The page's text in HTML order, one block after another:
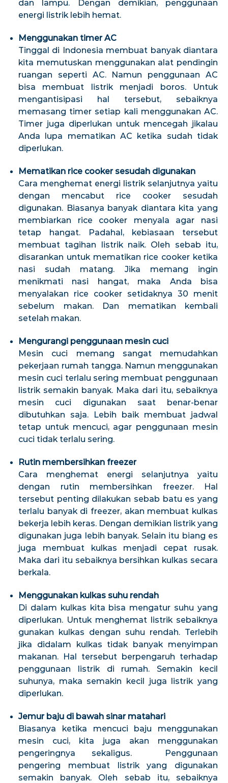
dan lampu. Dengan demikian, penggunaan
energi listrik lebih hemat.
Menggunakan timer AC
Tinggal di Indonesia membuat banyak diantara
kita memutuskan menggunakan alat pendingin
ruangan seperti AC. Namun penggunaan AC
bisa membuat listrik menjadi boros. Untuk
mengantisipasi hal tersebut, sebaiknya
memasang timer setiap kali menggunakan AC.
Timer juga diperlukan untuk mencegah jikalau
Anda lupa mematikan AC ketika sudah tidak
diperlukan.
Mematikan rice cooker sesudah digunakan
Cara menghemat energi listrik selanjutnya yaitu
dengan mencabut rice cooker sesudah
digunakan. Biasanya banyak diantara kita yang
membiarkan rice cooker menyala agar nasi
tetap hangat. Padahal, kebiasaan tersebut
membuat tagihan listrik naik. Oleh sebab itu,
disarankan untuk mematikan rice cooker ketika
nasi sudah matang. Jika memang ingin
menikmati nasi hangat, maka Anda bisa
menyalakan rice cooker setidaknya 30 menit
sebelum makan. Dan mematikan kembali
setelah makan.
Mengurangi penggunaan mesin cuci
Mesin cuci memang sangat memudahkan
pekerjaan rumah tangga. Namun menggunakan
mesin cuci terlalu sering membuat penggunaan
listrik semakin banyak. Maka dari itu, sebaiknya
mesin cuci digunakan saat benar-benar
dibutuhkan saja. Lebih baik membuat jadwal
tetap untuk mencuci, agar penggunaan mesin
cuci tidak terlalu sering.
Rutin membersihkan freezer
Cara menghemat energi selanjutnya yaitu
dengan rutin membersihkan freezer. Hal
tersebut penting dilakukan sebab batu es yang
terlalu banyak di freezer, akan membuat kulkas
bekerja lebih keras. Dengan demikian listrik yang
digunakan juga lebih banyak. Selain itu biang es
juga membuat kulkas menjadi cepat rusak.
Maka dari itu sebaiknya bersihkan kulkas secara
berkala.
Menggunakan kulkas suhu rendah
Di dalam kulkas kita bisa mengatur suhu yang
diperlukan. Untuk menghemat listrik sebaiknya
gunakan kulkas dengan suhu rendah. Terlebih
jika didalam kulkas tidak banyak menyimpan
makanan. Hal tersebut berpengaruh terhadap
penggunaan listrik di rumah. Semakin kecil
suhunya, maka semakin kecil juga listrik yang
diperlukan.
Jemur baju di bawah sinar matahari
Biasanya ketika mencuci baju menggunakan
mesin cuci, kita juga akan menggunakan
pengeringnya sekaligus. Penggunaan
pengering membuat listrik yang digunakan
semakin banyak. Oleh sebab itu, sebaiknya